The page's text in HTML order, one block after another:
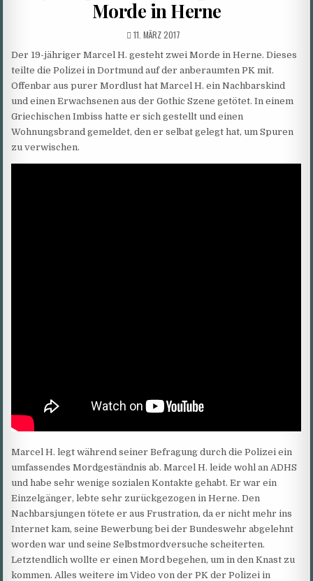
Morde in Herne
PUBLISHED
11. MÄRZ 2017
Der 19-jähriger Marcel H. gesteht zwei Morde in Herne. Dieses
teilte die Polizei in Dortmund auf der anberaumten PK mit.
Offenbar aus purer Mordlust hat Marcel H. ein Nachbarskind
und einen Erwachsenen aus der Gothic Szene getötet. In einem
Griechischen Imbiss hatte er sich gestellt und einen
Wohnungsbrand gemeldet, den er selbat gelegt hat, um Spuren
zu verwischen.
Marcel H. legt während seiner Befragung durch die Polizei ein
umfassendes Mordgeständnis ab. Marcel H. leide wohl an ADHS
und habe sehr wenige sozialen Kontakte gehabt. Er war ein
Einzelgänger, lebte sehr zurückgezogen in Herne. Den
Nachbarsjungen tötete er aus Frustration, da er nicht mehr ins
Internet kam, seine Bewerbung bei der Bundeswehr abgelehnt
worden war und seine Selbstmordversuche scheiterten.
Letztendlich wollte er einen Mord begehen, um in den Knast zu
kommen. Alles weitere im Video von der PK der Polizei in